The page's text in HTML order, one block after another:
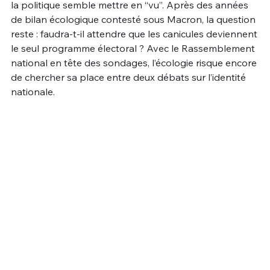
la politique semble mettre en “vu”. Après des années
de bilan écologique contesté sous Macron, la question
reste : faudra-t-il attendre que les canicules deviennent
le seul programme électoral ? Avec le Rassemblement
national en tête des sondages, l’écologie risque encore
de chercher sa place entre deux débats sur l’identité
nationale.